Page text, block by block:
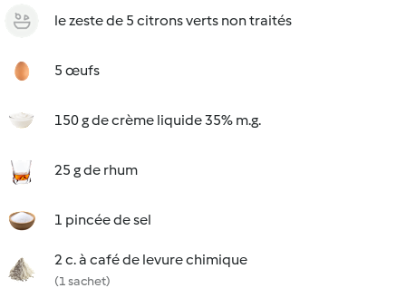
le zeste de 5 citrons verts non traités
5 œufs
150 g de crème liquide 35% m.g.
25 g de rhum
1 pincée de sel
2 c. à café de levure chimique
(1 sachet)